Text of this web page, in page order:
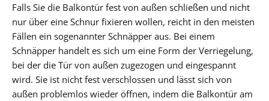
Falls Sie die Balkontür fest von außen schließen und nicht
nur über eine Schnur fixieren wollen, reicht in den meisten
Fällen ein sogenannter Schnäpper aus. Bei einem
Schnäpper handelt es sich um eine Form der Verriegelung,
bei der die Tür von außen zugezogen und eingespannt
wird. Sie ist nicht fest verschlossen und lässt sich von
außen problemlos wieder öffnen, indem die Balkontür am